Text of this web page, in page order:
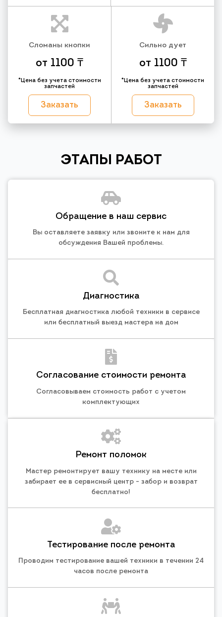
Cломаны кнопки
от 1100 ₸
*Цена без учета стоимости
запчастей
Заказать
Cильно дует
от 1100 ₸
*Цена без учета стоимости
запчастей
Заказать
ЭТАПЫ РАБОТ
Обращение в наш сервис
Вы оставляете заявку или звоните к нам для
обсуждения Вашей проблемы.
Диагностика
Бесплатная диагностика любой техники в сервисе
или бесплатный выезд мастера на дом
Согласование стоимости ремонта
Согласовываем стоимость работ с учетом
комплектующих
Ремонт поломок
Мастер ремонтирует вашу технику на месте или
забирает ее в сервисный центр - забор и возврат
бесплатно!
Тестирование после ремонта
Проводим тестирование вашей техники в течении 24
часов после ремонта